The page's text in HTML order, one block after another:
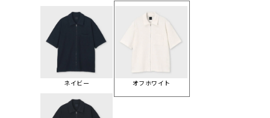
ネイビー オフホワイト